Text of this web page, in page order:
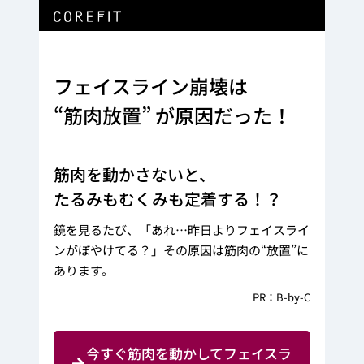
フェイスライン崩壊は
“筋肉放置” が原因だった！
筋肉を動かさないと、
たるみもむくみも定着する！？
鏡を見るたび、「あれ…昨日よりフェイスライ
ンがぼやけてる？」その原因は筋肉の“放置”に
あります。
PR：B-by-C
今すぐ筋肉を動かしてフェイスラ